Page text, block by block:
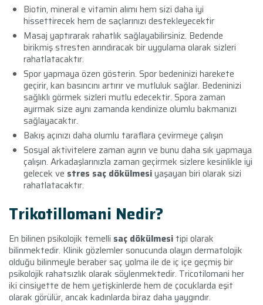
Biotin, mineral e vitamin alımı hem sizi daha iyi
hissettirecek hem de saçlarınızı destekleyecektir
Masaj yaptırarak rahatlık sağlayabilirsiniz. Bedende
birikmiş stresten arındıracak bir uygulama olarak sizleri
rahatlatacaktır.
Spor yapmaya özen gösterin. Spor bedeninizi harekete
geçirir, kan basıncını artırır ve mutluluk sağlar. Bedeninizi
sağlıklı görmek sizleri mutlu edecektir. Spora zaman
ayırmak size aynı zamanda kendinize olumlu bakmanızı
sağlayacaktır.
Bakış açınızı daha olumlu taraflara çevirmeye çalışın
Sosyal aktivitelere zaman ayrın ve bunu daha sık yapmaya
çalışın. Arkadaşlarınızla zaman geçirmek sizlere kesinlikle iyi
gelecek ve stres saç dökülmesiyaşayan biri olarak sizi
rahatlatacaktır.
Trikotillomani Nedir?
En bilinen psikolojik temelli saç dökülmesi tipi olarak
bilinmektedir. Klinik gözlemler sonucunda olayın dermatolojik
olduğu bilinmeyle beraber saç yolma ile de iç içe geçmiş bir
psikolojik rahatsızlık olarak söylenmektedir. Tricotilomani her
iki cinsiyette de hem yetişkinlerde hem de çocuklarda eşit
olarak görülür, ancak kadınlarda biraz daha yaygındır.